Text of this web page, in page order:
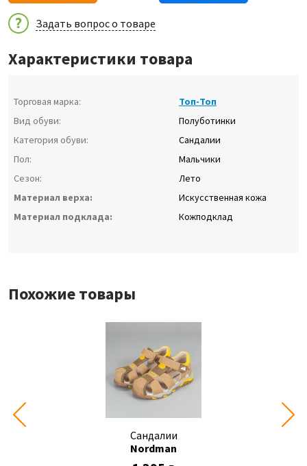
Задать вопрос о товаре
Характеристики товара
Торговая марка:
Топ-Топ
Вид обуви:
Полуботинки
Категория обуви:
Сандалии
Пол:
Мальчики
Сезон:
Лето
Материал верха:
Искусственная кожа
Материал подклада:
Кожподклад
Похожие товары
Сандалии
Nordman